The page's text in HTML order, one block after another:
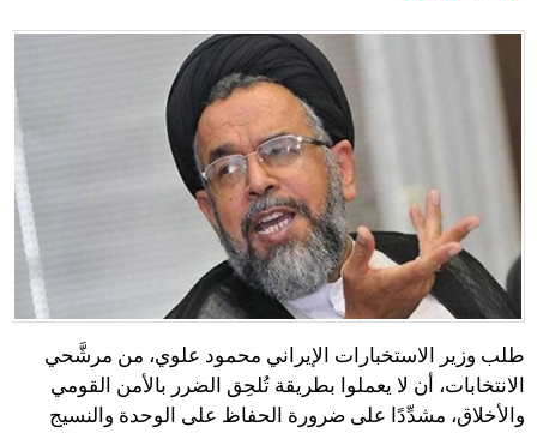
طلب وزير الاستخبارات الإيراني محمود علوي، من مرشَّحي
الانتخابات، أن لا يعملوا بطريقة تُلحِق الضرر بالأمن القومي
والأخلاق، مشدِّدًا على ضرورة الحفاظ على الوحدة والنسيج